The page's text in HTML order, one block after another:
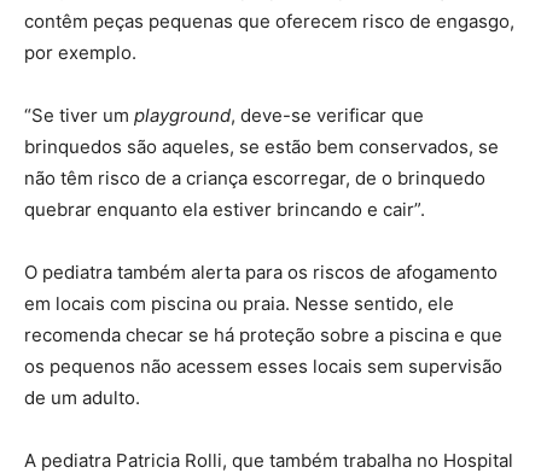
contêm peças pequenas que oferecem risco de engasgo,
por exemplo.
“Se tiver um playground, deve-se verificar que
brinquedos são aqueles, se estão bem conservados, se
não têm risco de a criança escorregar, de o brinquedo
quebrar enquanto ela estiver brincando e cair”.
O pediatra também alerta para os riscos de afogamento
em locais com piscina ou praia. Nesse sentido, ele
recomenda checar se há proteção sobre a piscina e que
os pequenos não acessem esses locais sem supervisão
de um adulto.
A pediatra Patricia Rolli, que também trabalha no Hospital